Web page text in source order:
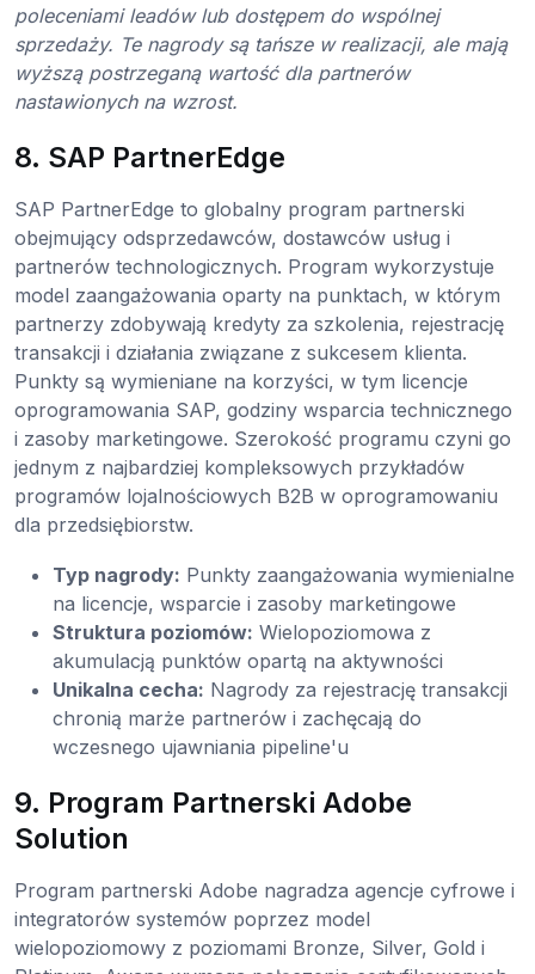
poleceniami leadów lub dostępem do wspólnej
sprzedaży. Te nagrody są tańsze w realizacji, ale mają
wyższą postrzeganą wartość dla partnerów
nastawionych na wzrost.
8. SAP PartnerEdge
SAP PartnerEdge to globalny program partnerski
obejmujący odsprzedawców, dostawców usług i
partnerów technologicznych. Program wykorzystuje
model zaangażowania oparty na punktach, w którym
partnerzy zdobywają kredyty za szkolenia, rejestrację
transakcji i działania związane z sukcesem klienta.
Punkty są wymieniane na korzyści, w tym licencje
oprogramowania SAP, godziny wsparcia technicznego
i zasoby marketingowe. Szerokość programu czyni go
jednym z najbardziej kompleksowych przykładów
programów lojalnościowych B2B w oprogramowaniu
dla przedsiębiorstw.
Typ nagrody: Punkty zaangażowania wymienialne
na licencje, wsparcie i zasoby marketingowe
Struktura poziomów: Wielopoziomowa z
akumulacją punktów opartą na aktywności
Unikalna cecha: Nagrody za rejestrację transakcji
chronią marże partnerów i zachęcają do
wczesnego ujawniania pipeline'u
9. Program Partnerski Adobe
Solution
Program partnerski Adobe nagradza agencje cyfrowe i
integratorów systemów poprzez model
wielopoziomowy z poziomami Bronze, Silver, Gold i